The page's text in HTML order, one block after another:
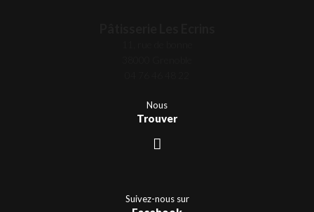
Nous
Trouver
Suivez-nous sur